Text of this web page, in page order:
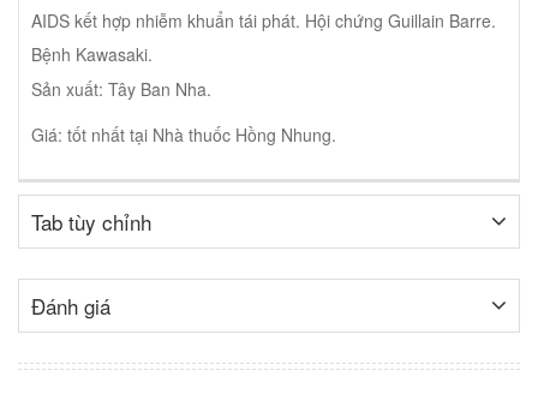
AIDS kết hợp nhiễm khuẩn tái phát. Hội chứng Guillain Barre.
Bệnh Kawasaki.
Sản xuất: Tây Ban Nha.
Giá: tốt nhất tại Nhà thuốc Hồng Nhung.
Tab tùy chỉnh
Đánh giá